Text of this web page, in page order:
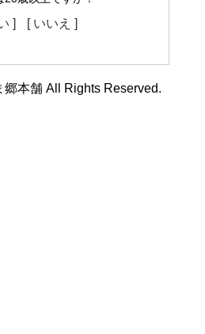
] [ いいえ ]
郷本舗 All Rights Reserved.